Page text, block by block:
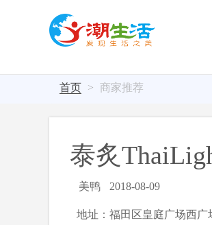
首页 商家推荐
泰炙
美鸭 2018-08-09
地址：福田区皇庭广场西广